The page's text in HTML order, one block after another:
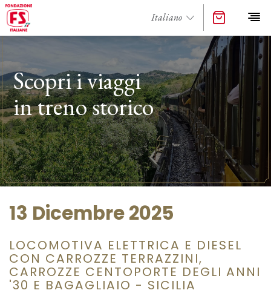
Scopri i viaggi
in treno storico
13 Dicembre 2025
LOCOMOTIVA ELETTRICA E DIESEL
CON CARROZZE TERRAZZINI,
CARROZZE CENTOPORTE DEGLI ANNI
'30 E BAGAGLIAIO - SICILIA